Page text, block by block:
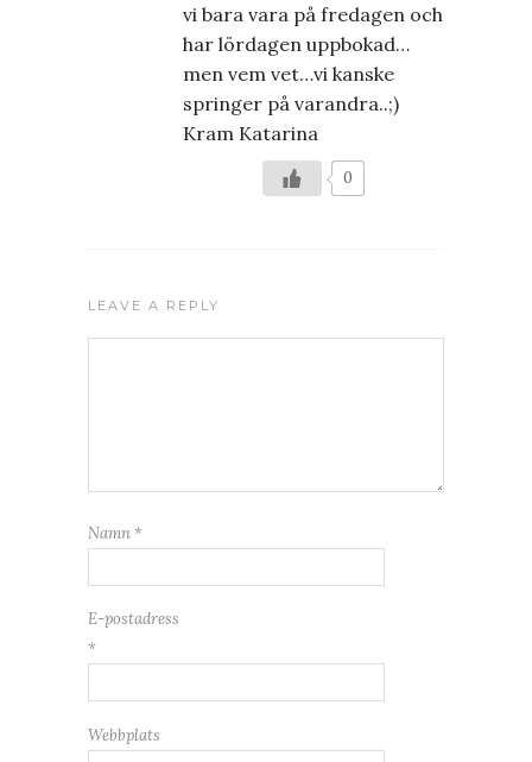
vi bara vara på fredagen och
har lördagen uppbokad…
men vem vet…vi kanske
springer på varandra..;)
Kram Katarina
0
LEAVE A REPLY
Namn *
E-postadress
*
Webbplats